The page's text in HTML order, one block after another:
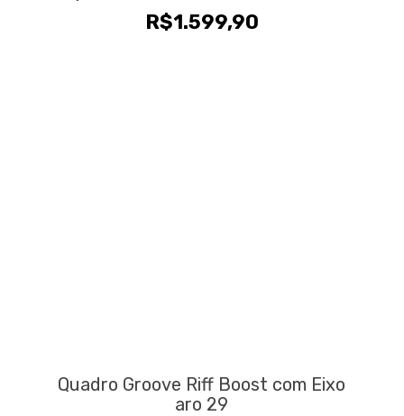
R$1.599,90
Quadro Groove Riff Boost com Eixo
aro 29